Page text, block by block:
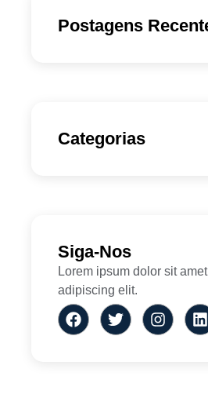
Postagens
Categorias
Siga-Nos
Lorem ipsum dolor sit
adipiscing elit.